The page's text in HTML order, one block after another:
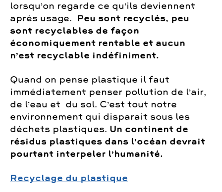
lorsqu’on regarde ce qu’ils deviennent
après usage. Peu sont recyclés, peu
sont recyclables de façon
économiquement rentable et aucun
n’est recyclable indéfiniment.
Quand on pense plastique il faut
immédiatement penser pollution de l’air,
de l’eau et du sol. C’est tout notre
environnement qui disparait sous les
déchets plastiques. Un continent de
résidus plastiques dans l’océan devrait
pourtant interpeler l’humanité.
Recyclage du plastique